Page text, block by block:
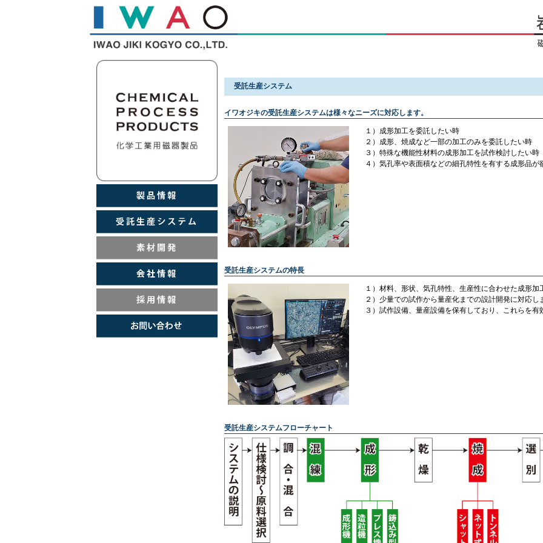
受託生産システム
イワオジキの受託生産システムは様々なニーズに対応します。
１）成形加工を委託したい時
２）成形、焼成など一部の加工のみを委託したい時
３）特殊な機能性材料の成形加工を試作検討したい時
４）気孔率や表面積などの細孔特性を有する成形品が
受託生産システムの特長
１）材料、形状、気孔特性、生産性に合わせた成形加
２）少量での試作から量産化までの設計開発に対応し
３）試作設備、量産設備を保有しており、これらを
受託生産システムフローチャート